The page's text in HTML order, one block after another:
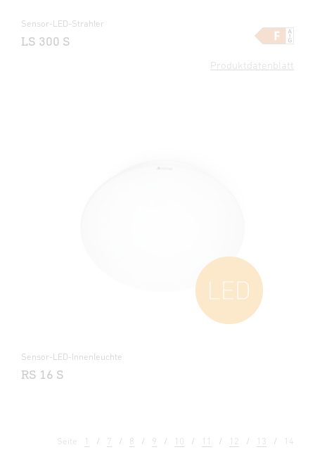
Produktdatenblatt
Sensor-LED-Strahler
LS 300 S
Sensor-LED-Innenleuchte
RS 16 S
Seite 1 7 8 9 10 11 12 13 14